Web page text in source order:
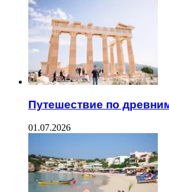
Путешествие по
01.07.2026